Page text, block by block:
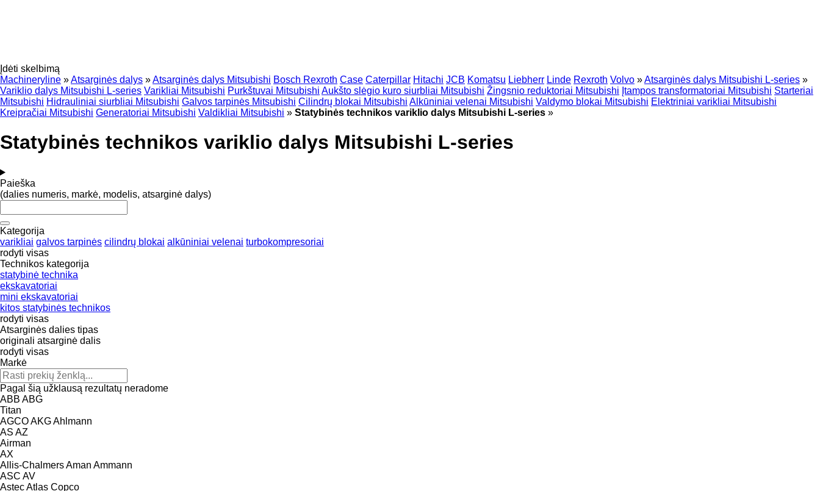
Įdėti skelbimą
Machineryline »Atsarginės dalys »Atsarginės dalys Mitsubishi Bosch Rexroth Case Caterpillar Hitachi JCB Komatsu Liebherr Linde Rexroth Volvo »Atsarginės dalys Mitsubishi L-series »
Variklio dalys Mitsubishi L-series Varikliai Mitsubishi Purkštuvai Mitsubishi Aukšto slėgio kuro siurbliai Mitsubishi Žingsnio reduktoriai Mitsubishi Įtampos transformatoriai Mitsubishi Starteriai
Mitsubishi Hidrauliniai siurbliai Mitsubishi Galvos tarpinės Mitsubishi Cilindrų blokai Mitsubishi Alkūniniai velenai Mitsubishi Valdymo blokai Mitsubishi Elektriniai varikliai Mitsubishi
Kreipračiai Mitsubishi Generatoriai Mitsubishi Valdikliai Mitsubishi » Statybinės technikos variklio dalys Mitsubishi L-series »
Statybinės technikos variklio dalys Mitsubishi L-series
Paieška
(dalies numeris, markė, modelis, atsarginė dalys)
Kategorija
varikliai galvos tarpinės cilindrų blokai alkūniniai velenai turbokompresoriai
rodyti visas
Technikos kategorija
statybinė technika
ekskavatoriai
mini ekskavatoriai
kitos statybinės technikos
rodyti visas
Atsarginės dalies tipas
originali atsarginė dalis
rodyti visas
Markė
Pagal šią užklausą rezultatų neradome
ABB ABG
Titan
AGCOAKGAhlmann
AS AZ
Airman
AX
Allis-ChalmersAman Ammann
ASC AV
AstecAtlas Copco